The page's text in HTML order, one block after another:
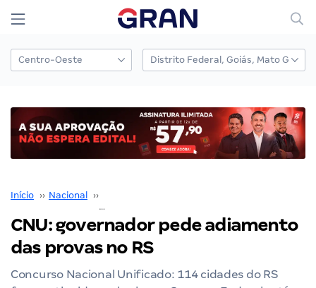
Início ›› Nacional ››
CNU: governador pede adiamento
das provas no RS
Concurso Nacional Unificado: 114 cidades do RS